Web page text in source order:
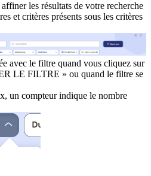
les résultats de votre recherche
et critères présents sous les critères
avec le filtre quand vous cliquez sur
LE FILTRE » ou quand le filtre se
un compteur indique le nombre